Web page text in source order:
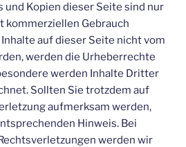
und Kopien dieser Seite sind nur
kommerziellen Gebrauch
auf dieser Seite nicht vom
werden die Urheberrechte
werden Inhalte Dritter
Sollten Sie trotzdem auf
aufmerksam werden,
Hinweis. Bei
werden wir